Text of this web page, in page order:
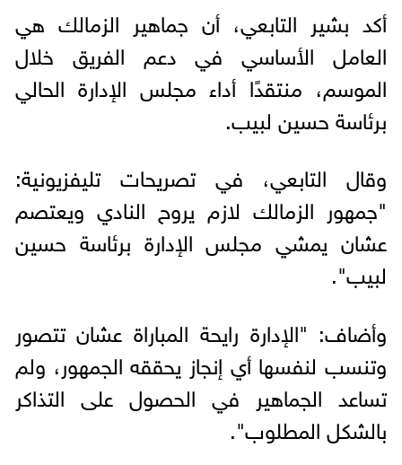
أكد بشير التابعي، أن جماهير الزمالك هي
العامل الأساسي في دعم الفريق خلال
الموسم، منتقدًا أداء مجلس الإدارة الحالي
برئاسة حسين لبيب.
وقال التابعي، في تصريحات تليفزيونية:
"جمهور الزمالك لازم يروح النادي ويعتصم
عشان يمشي مجلس الإدارة برئاسة حسين
لبيب".
وأضاف: "الإدارة رايحة المباراة عشان تتصور
وتنسب لنفسها أي إنجاز يحققه الجمهور، ولم
تساعد الجماهير في الحصول على التذاكر
بالشكل المطلوب".